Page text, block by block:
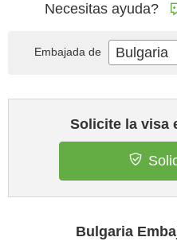
Necesitas ayuda?
Solicite la visa
Bulgaria
Embajada de Bulgaria